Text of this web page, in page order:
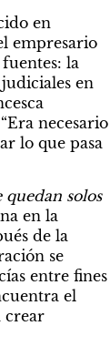
en
empresario
la
en
necesario
lo que pasa
quedan solos
en la
de la
se
entre fines
el
crear